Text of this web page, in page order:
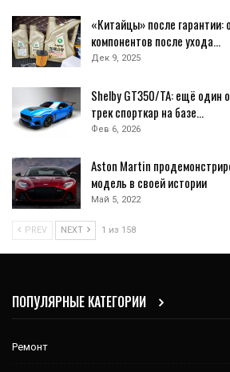
«Китайцы» после гарантии:
компонентов после ухода…
Дек 9, 2025
Shelby GT350/TA: ещё один
трек спорткар на базе…
Фев 6, 2026
Aston Martin
модель в своей истории
Май 5, 2022
PREV NEXT 1 из 158
ПОПУЛЯРНЫЕ КАТЕГОРИИ
Ремонт